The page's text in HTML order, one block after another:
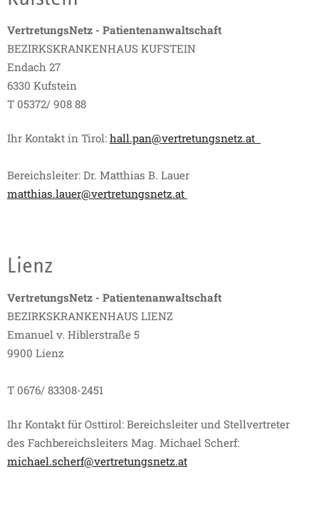
VertretungsNetz - Patientenanwaltschaft
BEZIRKSKRANKENHAUS KUFSTEIN
Endach 27
6330 Kufstein
T 05372/ 908 88
Ihr Kontakt in Tirol: hall.pan@vertretungsnetz.at
Bereichsleiter: Dr. Matthias B. Lauer
matthias.lauer@vertretungsnetz.at
Lienz
VertretungsNetz - Patientenanwaltschaft
BEZIRKSKRANKENHAUS LIENZ
Emanuel v. Hiblerstraße 5
9900 Lienz
T 0676/ 83308-2451
Ihr Kontakt für Osttirol: Bereichsleiter und Stellvertreter
des Fachbereichsleiters Mag. Michael Scherf:
michael.scherf@vertretungsnetz.at